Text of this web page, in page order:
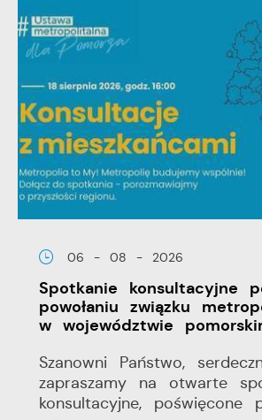
06 - 08 - 2026
Spotkanie konsultacyjne
powołaniu związku
w województwie
Szanowni Państwo,
zapraszamy na otwarte
konsultacyjne, poświęcone